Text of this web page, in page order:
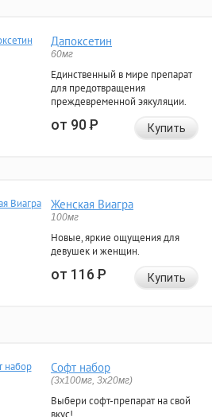
Дапоксетин
60мг
Единственный в мире препарат
для предотвращения
преждевременной эякуляции.
от 90Р Купить
Женская Виагра
100мг
Новые, яркие ощущения для
девушек и женщин.
от 116Р Купить
Софт набор
(3x100мг, 3x20мг)
Выбери софт-препарат на свой